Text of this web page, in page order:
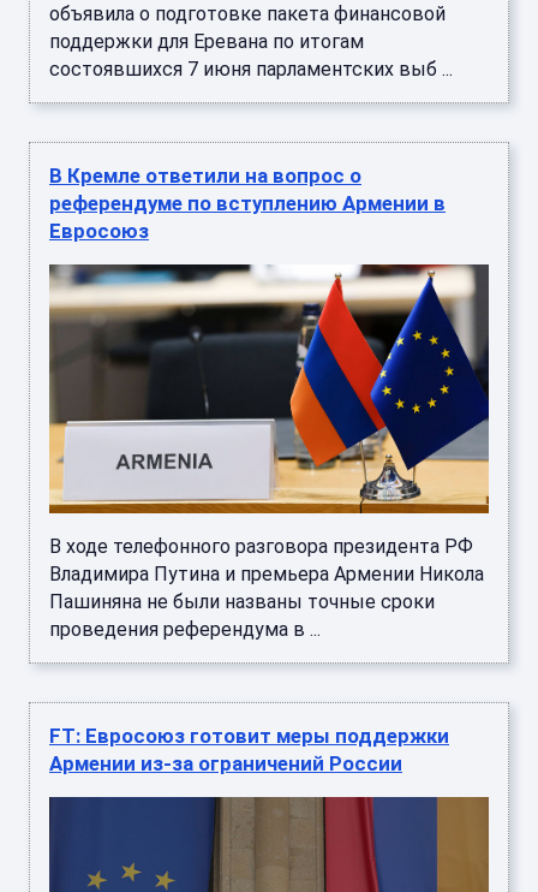
объявила о подготовке пакета финансовой
поддержки для Еревана по итогам
состоявшихся 7 июня парламентских выб ...
В Кремле ответили на вопрос о
референдуме по вступлению Армении в
Евросоюз
В ходе телефонного разговора президента РФ
Владимира Путина и премьера Армении Никола
Пашиняна не были названы точные сроки
проведения референдума в ...
FT: Евросоюз готовит меры поддержки
Армении из-за ограничений России